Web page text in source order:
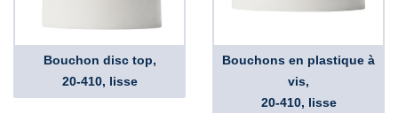
Bouchon disc top,
20-410, lisse
Bouchons en plastique à
vis,
20-410, lisse